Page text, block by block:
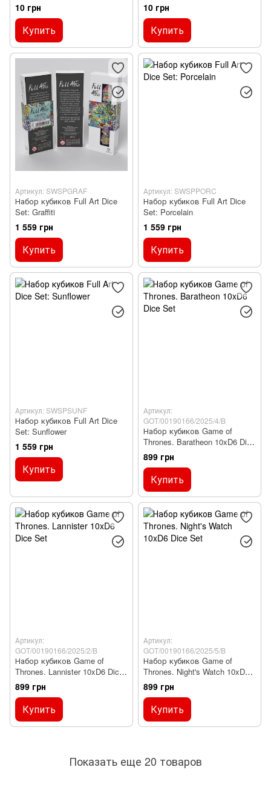
10 грн
Купить
10 грн
Купить
Артикул: SWSPGRAF
Набор кубиков Full Art Dice
Set: Graffiti
1 559 грн
Купить
Артикул: SWSPPORC
Набор кубиков Full Art Dice
Set: Porcelain
1 559 грн
Купить
Артикул: SWSPSUNF
Набор кубиков Full Art Dice
Set: Sunflower
1 559 грн
Купить
Артикул:
GOT/00190166/2025/4/B
Набор кубиков Game of
Thrones. Baratheon 10xD6 Dice
Set
899 грн
Купить
Артикул:
GOT/00190166/2025/2/B
Набор кубиков Game of
Thrones. Lannister 10xD6 Dice
Set
899 грн
Купить
Артикул:
GOT/00190166/2025/5/B
Набор кубиков Game of
Thrones. Night's Watch 10xD6
Dice Set
899 грн
Купить
Показать еще 20 товаров